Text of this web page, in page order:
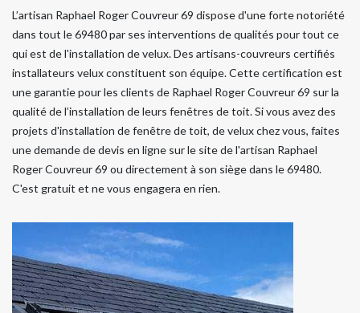
L’artisan Raphael Roger Couvreur 69 dispose d'une forte notoriété
dans tout le 69480 par ses interventions de qualités pour tout ce
qui est de l'installation de velux. Des artisans-couvreurs certifiés
installateurs velux constituent son équipe. Cette certification est
une garantie pour les clients de Raphael Roger Couvreur 69 sur la
qualité de l’installation de leurs fenêtres de toit. Si vous avez des
projets d'installation de fenêtre de toit, de velux chez vous, faites
une demande de devis en ligne sur le site de l'artisan Raphael
Roger Couvreur 69 ou directement à son siège dans le 69480.
C'est gratuit et ne vous engagera en rien.